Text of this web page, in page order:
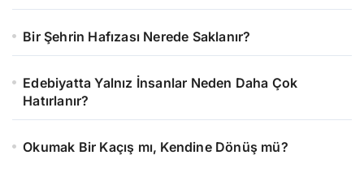
Bir Şehrin Hafızası Nerede Saklanır?
Edebiyatta Yalnız İnsanlar Neden Daha Çok
Hatırlanır?
Okumak Bir Kaçış mı, Kendine Dönüş mü?